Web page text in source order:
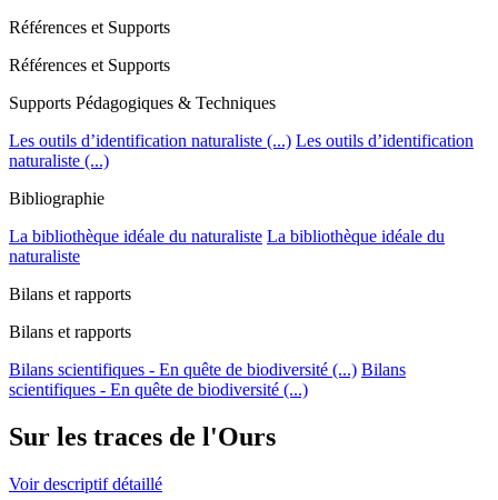
Références et Supports
Références et Supports
Supports Pédagogiques & Techniques
Les outils d’identification naturaliste (...) Les outils d’identification
naturaliste (...)
Bibliographie
La bibliothèque idéale du naturaliste La bibliothèque idéale du
naturaliste
Bilans et rapports
Bilans et rapports
Bilans scientifiques - En quête de biodiversité (...) Bilans
scientifiques - En quête de biodiversité (...)
Sur les traces de l'Ours
Voir descriptif détaillé